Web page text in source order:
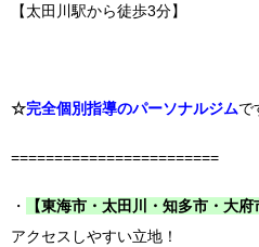
【太田川駅から徒歩3分】
☆完全個別指導のパーソナルジム
========================
・ 【東海市・太田川・知多市・大
アクセスしやすい立地！